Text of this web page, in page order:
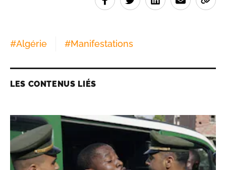
#Algérie #Manifestations
LES CONTENUS LIÉS